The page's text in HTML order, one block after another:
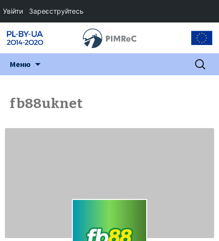
Меню Пошук:
fb88uknet
Увійти Зареєструйтесь